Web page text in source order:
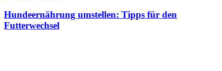
Hundeernährung umstellen: Tipps für den
Futterwechsel